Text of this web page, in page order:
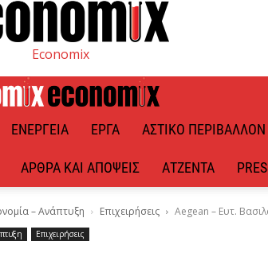
Economix
ΕΝΈΡΓΕΙΑ ΈΡΓΑ ΑΣΤΙΚΌ ΠΕΡΙΒΆΛΛΟΝ
ΆΡΘΡΑ ΚΑΙ ΑΠΌΨΕΙΣ ΑΤΖΈΝΤΑ
– Ανάπτυξη Επιχειρήσεις Aegean – Ευτ.
Επιχειρήσεις